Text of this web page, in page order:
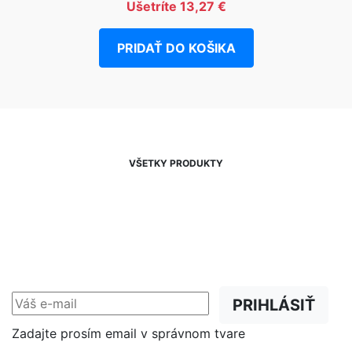
Ušetríte 13,27 €
PRIDAŤ DO KOŠIKA
VŠETKY PRODUKTY
PRIHLÁSIŤ
Zadajte prosím email v správnom tvare